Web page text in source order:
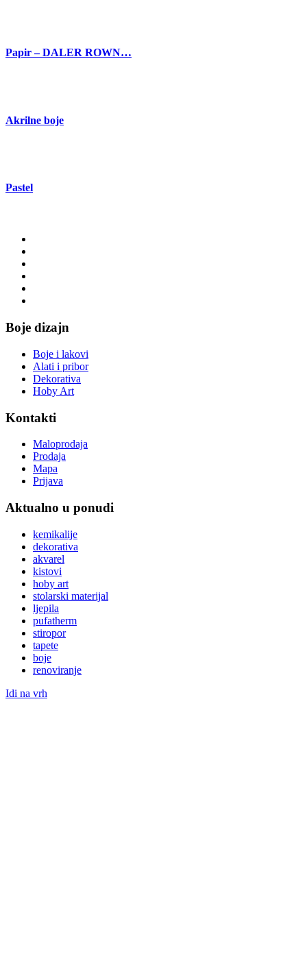
Papir – DALER ROWN…
Akrilne boje
Pastel
Boje dizajn
Boje i lakovi
Alati i pribor
Dekorativa
Hoby Art
Kontakti
Maloprodaja
Prodaja
Mapa
Prijava
Aktualno u ponudi
kemikalije
dekorativa
akvarel
kistovi
hoby art
stolarski materijal
ljepila
pufatherm
stiropor
tapete
boje
renoviranje
Idi na vrh